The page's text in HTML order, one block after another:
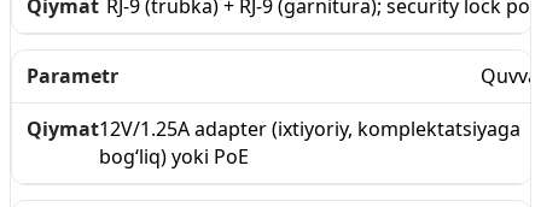
RJ-9 (trubka) + RJ-9 (garnitura); security lock
12V/1.25A adapter (ixtiyoriy, komplektatsiyaga
bog‘liq) yoki PoE